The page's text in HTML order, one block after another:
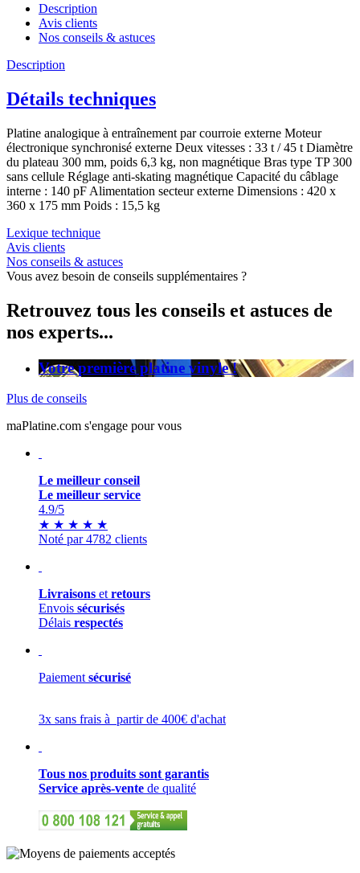
Description
Avis clients
Nos conseils & astuces
Description
Détails techniques
Platine analogique à entraînement par courroie externe Moteur
électronique synchronisé externe Deux vitesses : 33 t / 45 t Diamètre
du plateau 300 mm, poids 6,3 kg, non magnétique Bras type TP 300
sans cellule Réglage anti-skating magnétique Capacité du câblage
interne : 140 pF Alimentation secteur externe Dimensions : 420 x
360 x 175 mm Poids : 15,5 kg
Lexique technique
Avis clients
Nos conseils & astuces
Vous avez besoin de conseils supplémentaires ?
Retrouvez tous les conseils et astuces de
nos experts...
Votre première platine vinyle !
Plus de conseils
maPlatine.com s'engage pour vous
Le meilleur conseil
Le meilleur service
4.9/5
★ ★ ★ ★ ★
Noté par 4782 clients
Livraisons etretours
Envois sécurisés
Délais respectés
Paiementsécurisé
3x sans frais à partir de 400€ d'achat
Tous nos produits sont garantis
Service après-vente de qualité